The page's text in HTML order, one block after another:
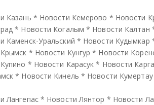
Казань * Новости Кемерово * Новости
* Новости Когалым * Новости Калтан
Каменск-Уральский * Новости Кудымкар
* Новости Кунгур * Новости
* Новости Карасук * Новости
* Новости Кинель * Новости Кумертау
Лангепас* Новости Лянтор * Новости